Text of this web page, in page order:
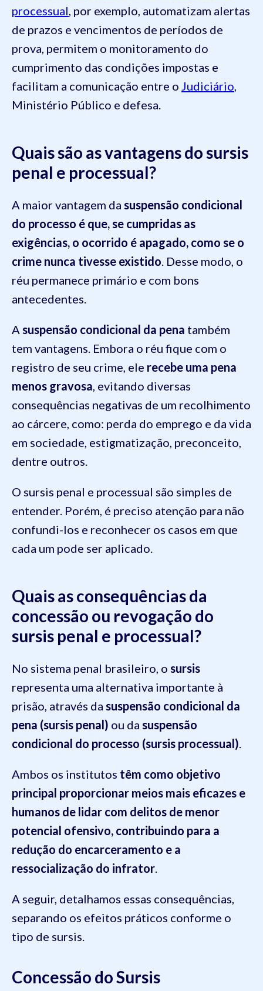
processual, por exemplo, automatizam alertas
de prazos e vencimentos de períodos de
prova, permitem o monitoramento do
cumprimento das condições impostas e
facilitam a comunicação entre o Judiciário,
Ministério Público e defesa.
Quais são as vantagens do sursis
penal e processual?
A maior vantagem da suspensão condicional
do processo é que, se cumpridas as
exigências, o ocorrido é apagado, como se o
crime nunca tivesse existido. Desse modo, o
réu permanece primário e com bons
antecedentes.
A suspensão condicional da pena também
tem vantagens. Embora o réu fique com o
registro de seu crime, ele recebe uma pena
menos gravosa, evitando diversas
consequências negativas de um recolhimento
ao cárcere, como: perda do emprego e da vida
em sociedade, estigmatização, preconceito,
dentre outros.
O sursis penal e processual são simples de
entender. Porém, é preciso atenção para não
confundi-los e reconhecer os casos em que
cada um pode ser aplicado.
Quais as consequências da
concessão ou revogação do
sursis penal e processual?
No sistema penal brasileiro, o sursis
representa uma alternativa importante à
prisão, através da suspensão condicional da
pena (sursis penal) ou da suspensão
condicional do processo (sursis processual).
Ambos os institutos têm como objetivo
principal proporcionar meios mais eficazes e
humanos de lidar com delitos de menor
potencial ofensivo, contribuindo para a
redução do encarceramento e a
ressocialização do infrator.
A seguir, detalhamos essas consequências,
separando os efeitos práticos conforme o
tipo de sursis.
Concessão do Sursis